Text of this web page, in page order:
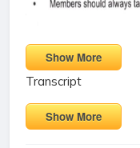
Show More
Transcript
Show More